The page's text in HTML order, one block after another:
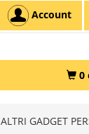
Account
0
ALTRI GADGET